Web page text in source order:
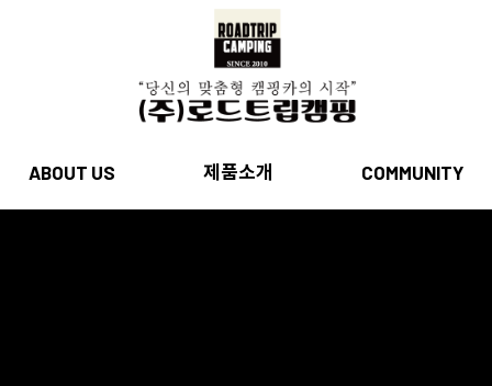
ABOUT US 제품소개 COMMUNITY